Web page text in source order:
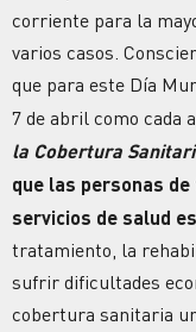
corriente para la
varios casos.
que para este Día
7 de abril como cada
la Cobertura
que las personas de
servicios de salud
tratamiento, la
sufrir dificultades
cobertura sanitaria